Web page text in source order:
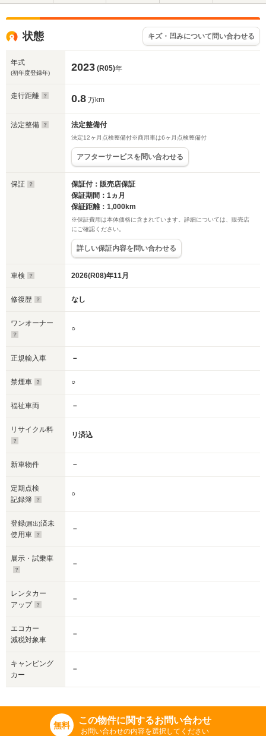
状態 キズ・凹みについて問い合わせる
年式
(初年度登録年) 2023 (R05)年
走行距離 0.8 万km
法定整備 法定整備付
法定12ヶ月点検整備付※商用車は6ヶ月点検整備付
アフターサービスを問い合わせる
保証
保証付：販売店保証
保証期間：1ヵ月
保証距離：1,000km
※保証費用は本体価格に含まれています。詳細については、販売店
にご確認ください。
詳しい保証内容を問い合わせる
車検 2026(R08)年11月
修復歴 なし
ワンオーナー
○
正規輸入車 －
禁煙車 ○
福祉車両 －
リサイクル料
リ済込
新車物件 －
定期点検
記録簿
○
登録(届出)済未
使用車
－
展示・試乗車
－
レンタカー
アップ
－
エコカー
減税対象車
－
キャンピング
カー
－
無料 この物件に関するお問い合わせ
お問い合わせの内容を選択してください